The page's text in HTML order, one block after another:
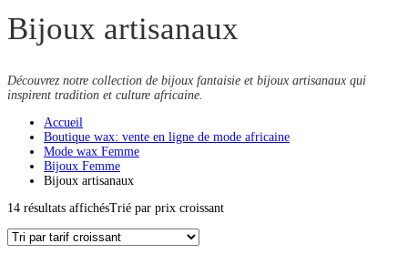
Bijoux artisanaux
Découvrez notre collection de bijoux fantaisie et bijoux artisanaux qui
inspirent tradition et culture africaine.
Accueil
Boutique wax: vente en ligne de mode africaine
Mode wax Femme
Bijoux Femme
Bijoux artisanaux
14 résultats affichésTrié par prix croissant